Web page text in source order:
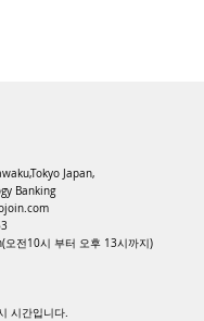
Japan,
Banking
전10시 부터 오후 13시까지)
시간입니다.